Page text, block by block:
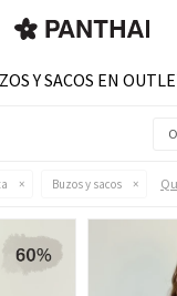
Y SACOS EN
Buzos y sacos